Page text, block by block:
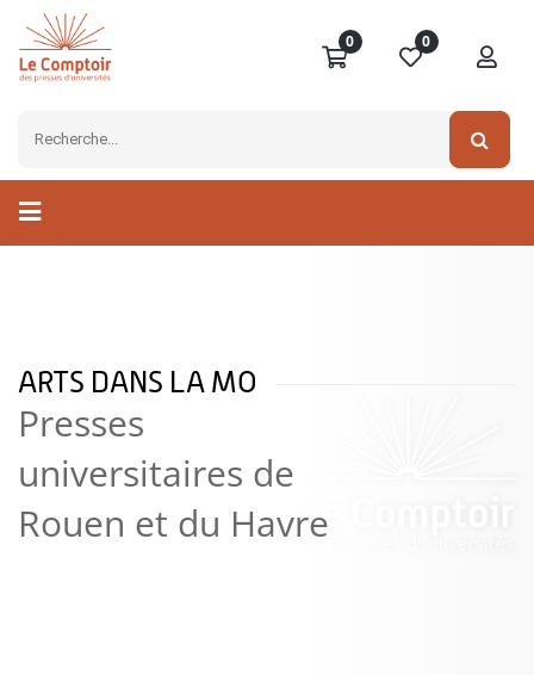
0 0
ARTS DANS LA MO
Presses
universitaires de
Rouen et du Havre